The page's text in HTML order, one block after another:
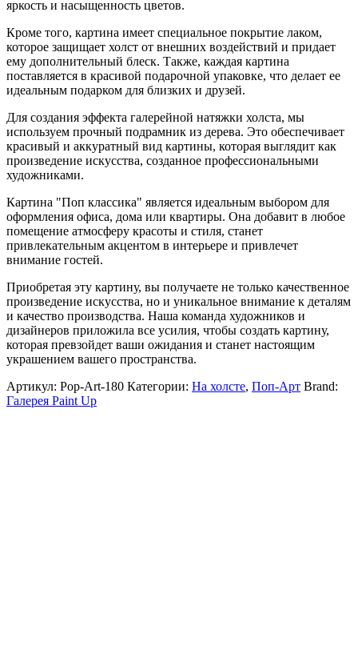
яркость и насыщенность цветов.
Кроме того, картина имеет специальное покрытие лаком,
которое защищает холст от внешних воздействий и придает
ему дополнительный блеск. Также, каждая картина
поставляется в красивой подарочной упаковке, что делает ее
идеальным подарком для близких и друзей.
Для создания эффекта галерейной натяжки холста, мы
используем прочный подрамник из дерева. Это обеспечивает
красивый и аккуратный вид картины, которая выглядит как
произведение искусства, созданное профессиональными
художниками.
Картина "Поп классика" является идеальным выбором для
оформления офиса, дома или квартиры. Она добавит в любое
помещение атмосферу красоты и стиля, станет
привлекательным акцентом в интерьере и привлечет
внимание гостей.
Приобретая эту картину, вы получаете не только качественное
произведение искусства, но и уникальное внимание к деталям
и качество производства. Наша команда художников и
дизайнеров приложила все усилия, чтобы создать картину,
которая превзойдет ваши ожидания и станет настоящим
украшением вашего пространства.
Артикул: Pop-Art-180 Категории: На холсте, Поп-Арт Brand:
Галерея Paint Up